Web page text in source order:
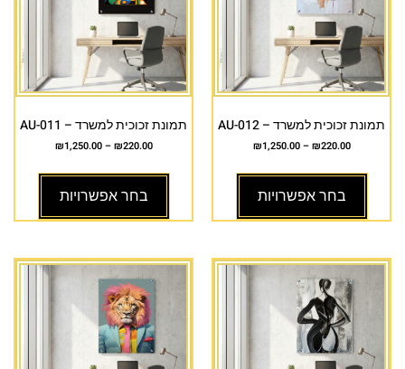
תמונת זכוכית למשרד – AU-012
₪220.00
–
₪1,250.00
בחר אפשרויות
תמונת זכוכית למשרד – AU-011
₪220.00
–
₪1,250.00
בחר אפשרויות